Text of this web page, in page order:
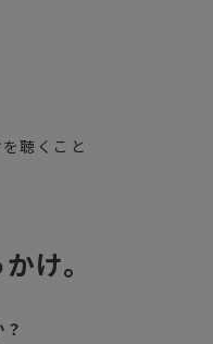
聴くこと
け。